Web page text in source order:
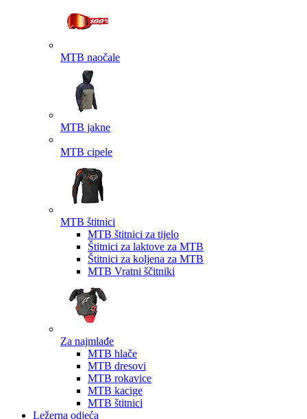
MTB naočale
MTB jakne
MTB cipele
MTB štitnici
MTB štitnici za tijelo
Štitnici za laktove za MTB
Štitnici za koljena za MTB
MTB Vratni ščitniki
Za najmlađe
MTB hlače
MTB dresovi
MTB rokavice
MTB kacige
MTB štitnici
Ležerna odjeća